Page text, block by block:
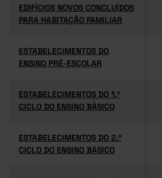
EDIFÍCIOS NOVOS CONCLUÍDOS
PARA HABITAÇÃO FAMILIAR
EDIFÍCIOS NOVOS CONCLUÍDOS
PARA HABITAÇÃO FAMILIAR
ESTABELECIMENTOS DO
ENSINO PRÉ-ESCOLAR
ESTABELECIMENTOS DO
ENSINO PRÉ-ESCOLAR
ESTABELECIMENTOS DO 1.º
CICLO DO ENSINO BÁSICO
ESTABELECIMENTOS DO 1.º
CICLO DO ENSINO BÁSICO
ESTABELECIMENTOS DO 2.º
CICLO DO ENSINO BÁSICO
ESTABELECIMENTOS DO 2.º
CICLO DO ENSINO BÁSICO